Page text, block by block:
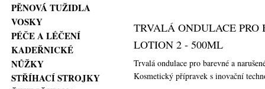
PĚNOVÁ TUŽIDLA
VOSKY
PÉČE A LÉČENÍ
KADEŘNICKÉ
NŮŽKY
STŘÍHACÍ STROJKY
TRVALÁ ONDULACE
LOTION 2 - 500ML
Trvalá ondulace pro barevné a
Kosmetický přípravek s inovační